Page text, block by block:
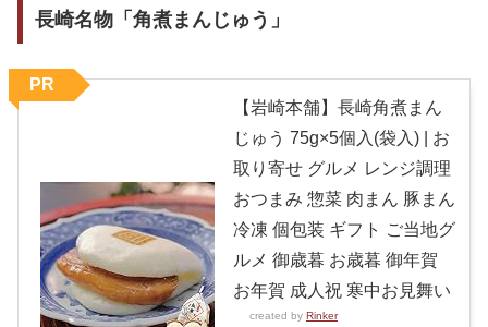
長崎名物「角煮まんじゅう」
【岩崎本舗】長崎角煮まん
じゅう 75g×5個入(袋入) | お
取り寄せ グルメ レンジ調理
おつまみ 惣菜 肉まん 豚まん
冷凍 個包装 ギフト ご当地グ
ルメ 御歳暮 お歳暮 御年賀
お年賀 成人祝 寒中お見舞い
created by Rinker
PR